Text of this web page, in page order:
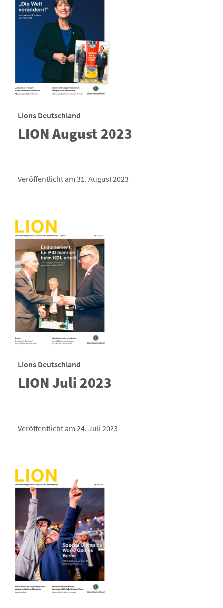
Lions Deutschland
LION August 2023
Veröffentlicht am 31. August 2023
Lions Deutschland
LION Juli 2023
Veröffentlicht am 24. Juli 2023